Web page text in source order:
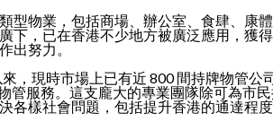
型物業，包括商場、辦公室、食肆、康
下，已在香港不少地方被廣泛應用，獲
出努力。
，現時市場上已有近 800 間持牌物管公
管服務。這支龐大的專業團隊除可為市
各樣社會問題，包括提升香港的通達程